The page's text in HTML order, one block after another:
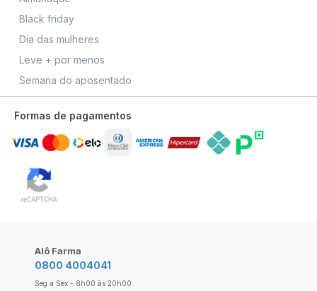
Black friday
Dia das mulheres
Leve + por menos
Semana do aposentado
Formas de pagamentos
Alô Farma
0800 4004041
Seg a Sex - 8h00 às 20h00